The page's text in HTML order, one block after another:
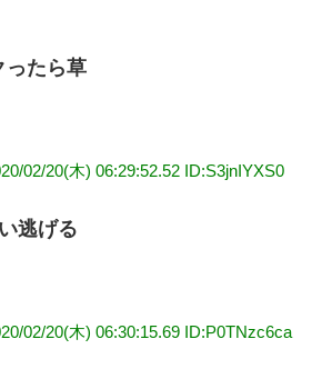
ったら草
02/20(木) 06:29:52.52 ID:S3jnIYXS0
逃げる
02/20(木) 06:30:15.69 ID:P0TNzc6ca